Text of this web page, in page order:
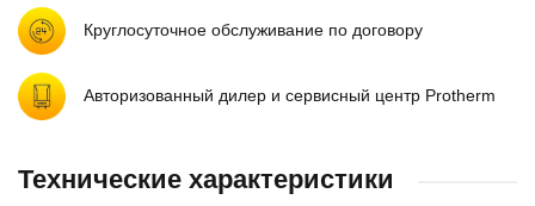
Круглосуточное обслуживание по договору
Авторизованный дилер и сервисный центр Protherm
Технические характеристики